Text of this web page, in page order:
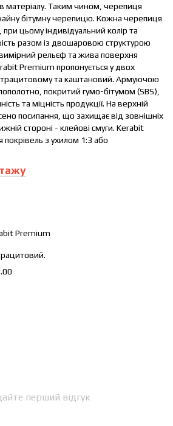
матеріалу. Таким чином, черепиця
бітумну черепицю. Кожна черепиця
цьому індивідуальний колір та
разом із двошаровою структурою
рельєф та жива поверхня
Premium пропонується у двох
та каштановий. Армуючою
покритий гумо-бітумом (SBS),
та міцність продукції. На верхній
посипання, що захищає від зовнішніх
стороні - клейові смуги. Kerabit
з ухилом 1:3 або
Premium
перший відгук